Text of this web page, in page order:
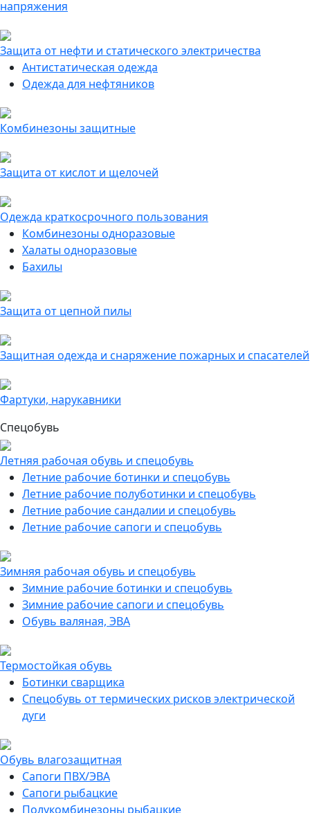
напряжения
Защита от нефти и статического электричества
Антистатическая одежда
Одежда для нефтяников
Комбинезоны защитные
Защита от кислот и щелочей
Одежда краткосрочного пользования
Комбинезоны одноразовые
Халаты одноразовые
Бахилы
Защита от цепной пилы
Защитная одежда и снаряжение пожарных и спасателей
Фартуки, нарукавники
Спецобувь
Летняя рабочая обувь и спецобувь
Летние рабочие ботинки и спецобувь
Летние рабочие полуботинки и спецобувь
Летние рабочие сандалии и спецобувь
Летние рабочие сапоги и спецобувь
Зимняя рабочая обувь и спецобувь
Зимние рабочие ботинки и спецобувь
Зимние рабочие сапоги и спецобувь
Обувь валяная, ЭВА
Термостойкая обувь
Ботинки сварщика
Спецобувь от термических рисков электрической
дуги
Обувь влагозащитная
Сапоги ПВХ/ЭВА
Сапоги рыбацкие
Полукомбинезоны рыбацкие